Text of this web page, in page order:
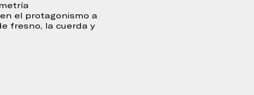
el protagonismo a
fresno, la cuerda y